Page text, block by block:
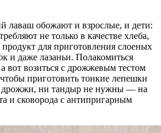
лаваш обожают и взрослые, и дети:
не только в качестве хлеба,
для приготовления слоеных
и даже лазаньи. Полакомиться
вот возиться с дрожжевым тестом
приготовить тонкие лепешки
дрожжи, ни тандыр не нужны — на
и сковорода с антипригарным